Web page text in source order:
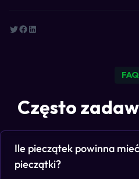
FAQ
Często
Ile pieczątek powinna
pieczątki?